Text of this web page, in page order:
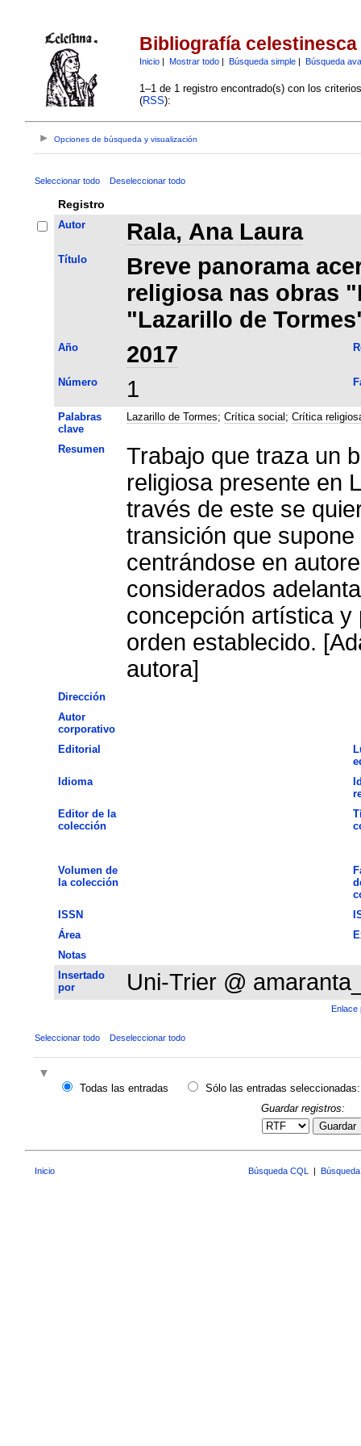
Bibliografía celestinesca
Inicio| Mostrar todo| Búsqueda simple| Búsqueda
1–1 de 1 registro encontrado(s) con los
(RSS):
Opciones de búsqueda y visualización
Seleccionar todo Deseleccionar todo
Registro
Autor Rala, Ana Laura
Título
Breve panorama
religiosa nas obras
"Lazarillo de
Año 2017
Número 1
Palabras
clave
Lazarillo de Tormes; Crítica social ; Crítica
Resumen
Trabajo que traza un
religiosa presente en
través de este se
transición que
centrándose en
considerados
concepción artística y
orden establecido.
autora]
Dirección
Autor
corporativo
Editorial
Idioma
Editor de la
colección
Volumen de
la colección
ISSN
Área
Notas
Insertado
por
Uni-Trier @
Enlace
Seleccionar todo Deseleccionar todo
Todas las entradas
Sólo las entradas seleccionadas:
Guardar registros:
Guardar
Inicio Búsqueda CQL